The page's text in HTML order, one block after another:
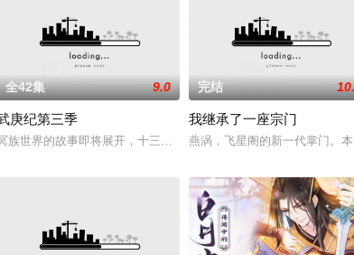
段剑联手制服了他们后，回到银翼世家领地引爆炎爆铭文，被监
能力的她，通过自己的努力适应了这个异世界，俘获了四国太子
全42集 9.0
庚纪第三季
族世界的故事即将展开，十三大将集结，为十万年的屈辱而战！
完结
我继承了一座宗门
燕涡，飞星阁的新一代掌门。